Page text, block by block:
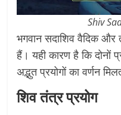
Shiv
भगवान सदाशिव वैदिक और
हैं। यही कारण है कि दोनों
अद्भुत प्रयोगों का वर्णन
शिव तंत्र प्रयोग